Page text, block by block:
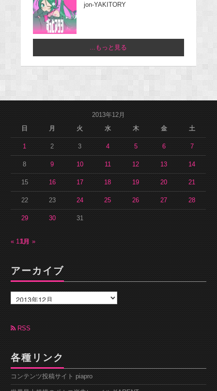
jon-YAKITORY
...もっと見る
2013年12月
日
月 火 水 木 金 土
1 2 3 4 5 6 7
8 9 10 11 12 13 14
15 16 17 18 19 20 21
22 23 24 25 26 27 28
29 30 31
« 11月1月 »
アーカイブ
ー
カ
ブ RSS
各種リンク
コンテンツ投稿サイト piapro